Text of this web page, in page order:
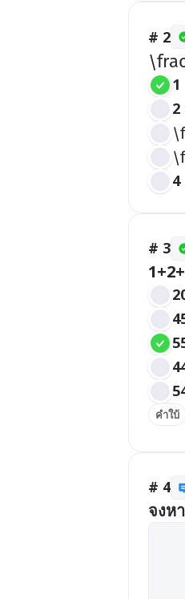
# 2
1
2
4
# 3
คำใบ้
# 4
จงห